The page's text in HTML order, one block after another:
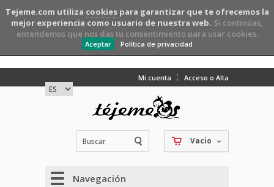
Tejeme.com utiliza cookiespara garantizar que te ofrecemos la
mejor experiencia como usuario de nuestra web. Si continúas,
entendemos que nos das tu consentimiento para usar cookies.
Aceptar Política de privacidad
Mi cuenta Acceso o Alta
Vacio
Navegación